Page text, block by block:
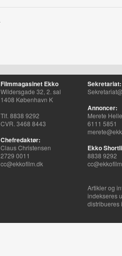
Filmmagasinet Ekko
Wildersgade 32, 2. sal
1408 København K
Tlf. 8838 9292
CVR. 3468 8443
Chefredaktør:
Claus Christensen
2729 0011
cc@ekkofilm.dk
Sekretariat:
Annoncer:
Merete
6111 5851
Ekko
8838 9292
Artikler og
indekseres
distribueres